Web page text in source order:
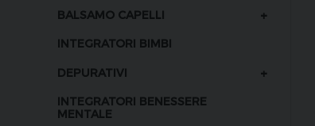
BALSAMO CAPELLI +
INTEGRATORI BIMBI
DEPURATIVI +
INTEGRATORI BENESSERE
MENTALE